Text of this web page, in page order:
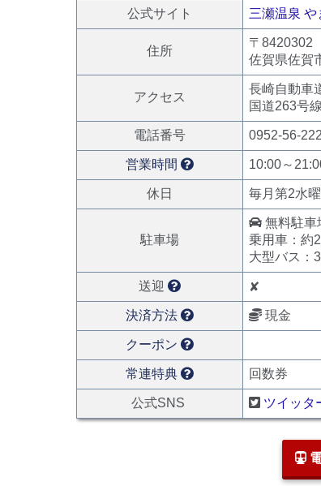
公式サイト 三瀬温泉
住所
〒8420302
佐賀県佐賀
アクセス
長崎自動車
国道263号
電話番号 0952-56-
営業時間 10:00～
休日 毎月第2水
駐車場
無料駐車
乗用車：約
大型バス：
送迎 ✘
決済方法 現金
クーポン
常連特典 回数券
公式SNS ツイッタ